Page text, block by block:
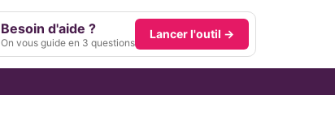
Besoin d'aide ?
On vous guide en 3 questions
Lancer l'outil →